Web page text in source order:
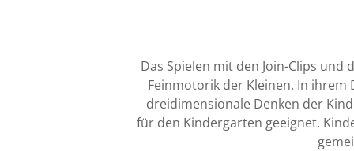
Das Spielen mit den Join-Clips
Feinmotorik der Kleinen. In ihrem
dreidimensionale Denken der
für den Kindergarten geeignet.